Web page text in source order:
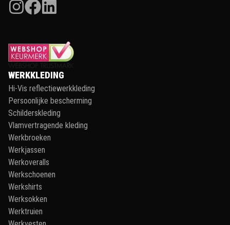
WERKKLEDING
Hi-Vis reflectiewerkkleding
Persoonlijke bescherming
Schilderskleding
Vlamvertragende kleding
Werkbroeken
Werkjassen
Werkoveralls
Werkschoenen
Werkshirts
Werksokken
Werktruien